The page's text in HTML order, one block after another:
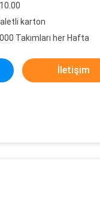
karton
Takımları her Hafta
İletişim